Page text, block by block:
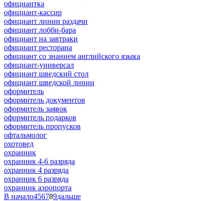
официантка
официант-кассир
официант линии раздачи
официант лобби-бара
официант на завтраки
официант ресторана
официант со знанием английского языка
официант-универсал
официант шведский стол
официант шведской линии
оформитель
оформитель документов
оформитель заявок
оформитель подарков
оформитель пропусков
офтальмолог
охотовед
охранник
охранник 4-6 разряда
охранник 4 разряда
охранник 6 разряда
охранник аэропорта
В начало456789дальше